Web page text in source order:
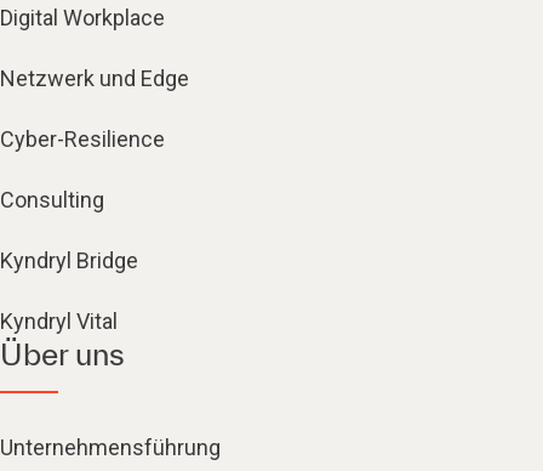
Digital Workplace
Netzwerk und Edge
Cyber-Resilience
Consulting
Kyndryl Bridge
Kyndryl Vital
Über uns
Unternehmensführung